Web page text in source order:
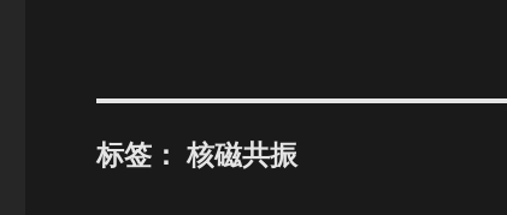
标签：核磁共振